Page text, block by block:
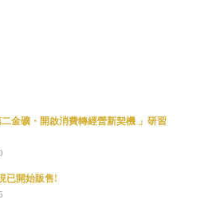
金礦・開啟消費轉經營新契機 」研習
已開始販售!